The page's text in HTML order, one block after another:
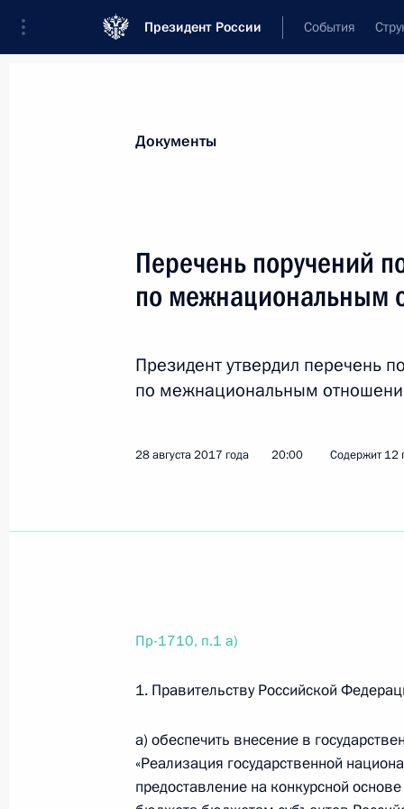
Президент России События
Все поручения
Все поручения
20 сентября 2017 года, среда
20 сентября 2017 года, 11:00 3 поручения
Поручение Председателю
18 сентября 2017 года,
Перечень поручений по вопросам
Документы
Перечень поручений
по межнациональным
Президент утвердил перечень
по межнациональным
28 августа 2017 года 20:00 Содержит 12
Пр-1710, п.1 а)
1. Правительству Российской
а) обеспечить внесение в
«Реализация государственной
предоставление на конкурсной